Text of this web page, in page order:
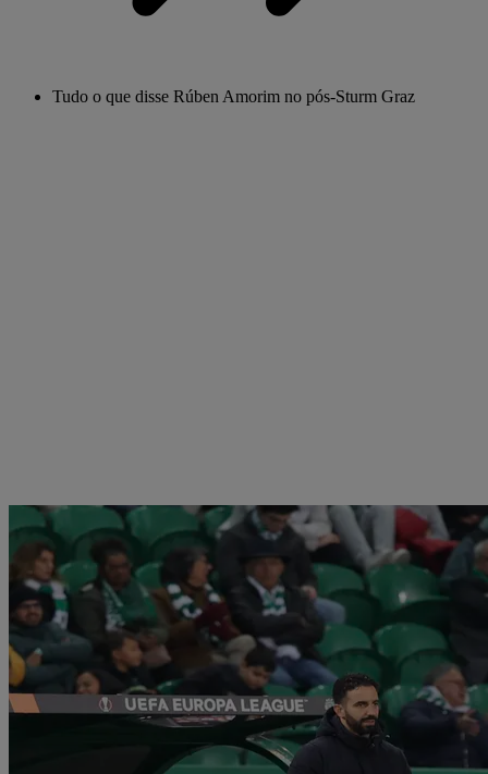
Tudo o que disse Rúben Amorim no pós-Sturm Graz